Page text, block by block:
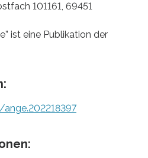
101161, 69451
ist eine Publikation der